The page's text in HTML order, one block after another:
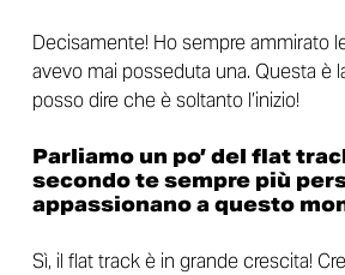
Decisamente! Ho sempre ammirato
avevo mai posseduta una. Questa è
posso dire che è soltanto l’inizio!
Parliamo un po’ del flat
secondo te sempre più
appassionano a questo
Sì, il flat track è in grande crescita!